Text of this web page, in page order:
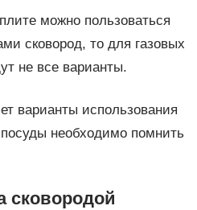
можно пользоваться
сковород, то для газовых
не все варианты.
варианты использования
необходимо помнить
сковородой